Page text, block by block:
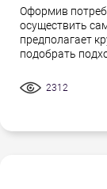
Оформив
осуществить
предполагает
подобрать
2312